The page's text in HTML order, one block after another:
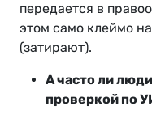
передается в
этом само клеймо
(затирают).
А часто ли
проверкой по